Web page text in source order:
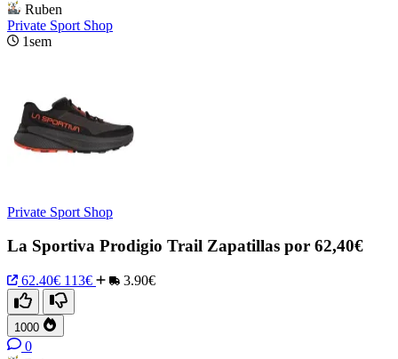
Ruben
Private Sport Shop
1sem
Private Sport Shop
La Sportiva Prodigio Trail Zapatillas por 62,40€
62.40€ 113€ 3.90€
1000
0